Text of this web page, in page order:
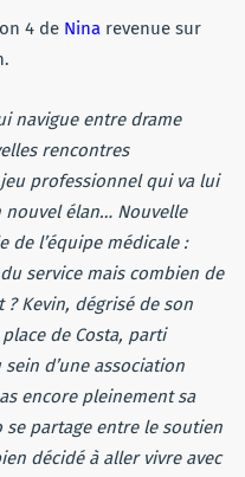
4 de Nina revenue sur
navigue entre drame
rencontres
professionnel qui va lui
nouvel élan… Nouvelle
de l’équipe médicale :
service mais combien de
? Kevin, dégrisé de son
de Costa, parti
d’une association
encore pleinement sa
partage entre le soutien
décidé à aller vivre avec